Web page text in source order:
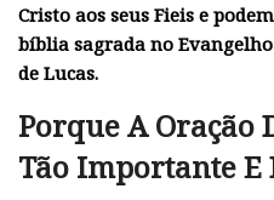
Cristo aos seus Fieis e
bíblia sagrada no
de Lucas.
Porque A Oração
Tão Importante E